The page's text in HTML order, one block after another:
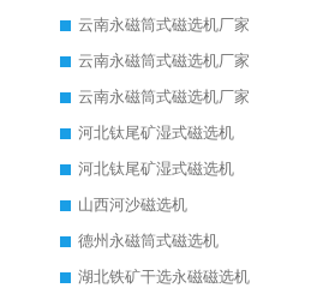
云南永磁筒式磁选机厂家
云南永磁筒式磁选机厂家
云南永磁筒式磁选机厂家
河北钛尾矿湿式磁选机
河北钛尾矿湿式磁选机
山西河沙磁选机
德州永磁筒式磁选机
湖北铁矿干选永磁磁选机